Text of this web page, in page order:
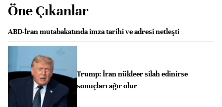
Öne Çıkanlar
ABD-İran mutabakatında imza tarihi ve adresi netleşti
Trump: İran nükleer silah edinirse
sonuçları ağır olur